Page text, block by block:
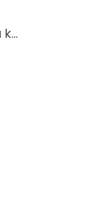
Dámska kožená kabelka TS-98-141/GOLD
produktu je 5 z 5